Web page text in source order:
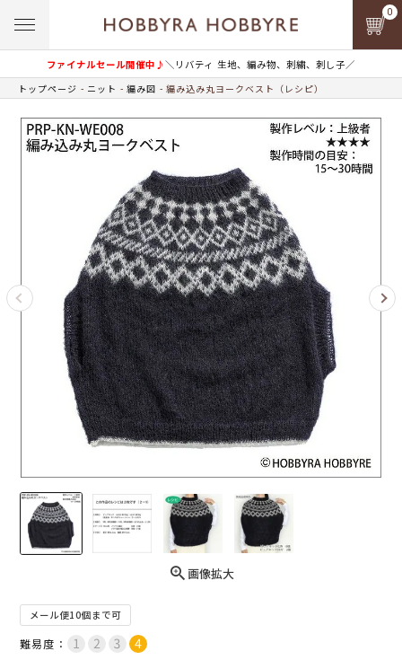
ファイナルセール開催中♪＼リバティ 生地、編み物、刺繍、刺し子／
0
トップページ ニット 編み図 編み込み丸ヨークベスト（レシピ）
画像拡大
メール便10個まで可
難易度：